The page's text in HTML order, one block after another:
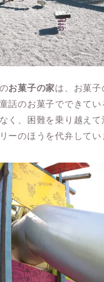
のお菓子の家は、お菓
話のお菓子でできて
く、困難を乗り越えて
ーのほうを代弁してい